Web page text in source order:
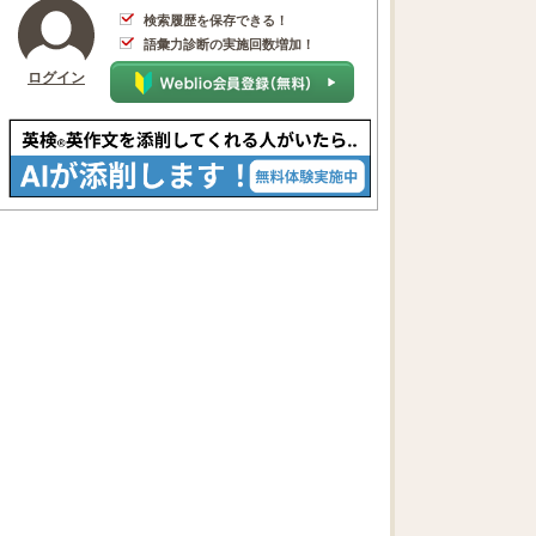
ログイン
検索履歴を保存できる！
語彙力診断の実施回数増加！